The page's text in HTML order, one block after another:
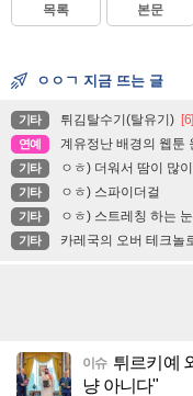
목록 본문
ㅇㅇㄱ 지금 뜨는 글
기타 튀김탈수기(탈유기) [6]
연예 계유정난 배경의 웹툰
기타 ㅇㅎ) 더워서 땀이 많
기타 ㅇㅎ) 스파이더걸
기타 ㅇㅎ) 스트레칭 하는
기타 카레국의 오버 테크놀
이슈 튀르키예
냥 아니다"